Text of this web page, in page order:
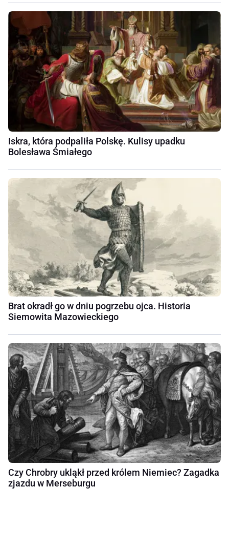
Iskra, która podpaliła Polskę. Kulisy upadku
Bolesława Śmiałego
Brat okradł go w dniu pogrzebu ojca. Historia
Siemowita Mazowieckiego
Czy Chrobry ukląkł przed królem Niemiec? Zagadka
zjazdu w Merseburgu